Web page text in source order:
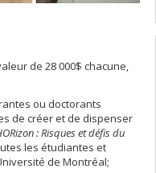
de 28 000$ chacune,
ou doctorants
de créer et de dispenser
: Risques et défis du
les étudiantes et
de Montréal;